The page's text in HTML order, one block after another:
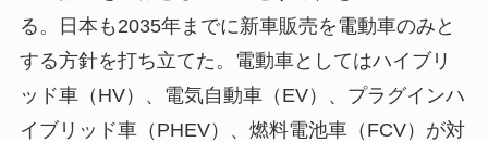
る。日本も2035年までに新車販売を電動車のみと
する方針を打ち立てた。電動車としてはハイブリ
ッド車（HV）、電気自動車（EV）、プラグインハ
イブリッド車（PHEV）、燃料電池車（FCV）が対